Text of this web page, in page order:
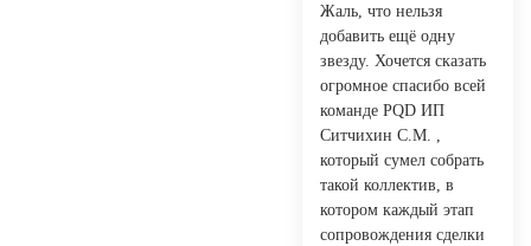
Жаль, что нельзя
добавить ещё одну
звезду. Хочется сказать
огромное спасибо всей
команде PQD ИП
Ситчихин С.М. ,
который сумел собрать
такой коллектив, в
котором каждый этап
сопровождения сделки